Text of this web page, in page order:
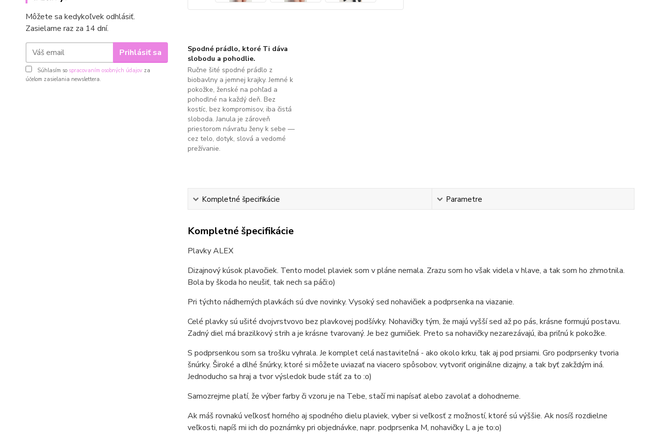
Môžete sa kedykoľvek odhlásiť.
Zasielame raz za 14 dní.
Prihlásiť sa
Súhlasím so spracovaním osobných údajov za
účelom zasielania newslettera.
Spodné prádlo, ktoré Ti dáva
slobodu a pohodlie.
Ručne šité spodné prádlo z
biobavlny a jemnej krajky. Jemné k
pokožke, ženské na pohľad a
pohodlné na každý deň. Bez
kostíc, bez kompromisov, iba čistá
sloboda. Janula je zároveň
priestorom návratu ženy k sebe —
cez telo, dotyk, slová a vedomé
prežívanie.
Kompletné špecifikácie Parametre
Kompletné špecifikácie
Plavky ALEX
Dizajnový kúsok plavočiek. Tento model plaviek som v pláne nemala. Zrazu som ho však videla v hlave, a tak som ho zhmotnila.
Bola by škoda ho neušiť, tak nech sa páči:o)
Pri týchto nádherných plavkách sú dve novinky. Vysoký sed nohavičiek a podprsenka na viazanie.
Celé plavky sú ušité dvojvrstvovo bez plavkovej podšívky. Nohavičky tým, že majú vyšší sed až po pás, krásne formujú postavu.
Zadný diel má brazilkový strih a je krásne tvarovaný. Je bez gumičiek. Preto sa nohavičky nezarezávajú, iba priľnú k pokožke.
S podprsenkou som sa trošku vyhrala. Je komplet celá nastaviteľná - ako okolo krku, tak aj pod prsiami. Gro podprsenky tvoria
šnúrky. Široké a dlhé šnúrky, ktoré si môžete uviazať na viacero spôsobov, vytvoriť originálne dizajny, a tak byť zakždým iná.
Jednoducho sa hraj a tvor výsledok bude stáť za to :o)
Samozrejme platí, že výber farby či vzoru je na Tebe, stačí mi napísať alebo zavolať a dohodneme.
Ak máš rovnakú veľkosť horného aj spodného dielu plaviek, vyber si veľkosť z možností, ktoré sú výššie. Ak nosíš rozdielne
veľkosti, napíš mi ich do poznámky pri objednávke, napr. podprsenka M, nohavičky L a je to:o)